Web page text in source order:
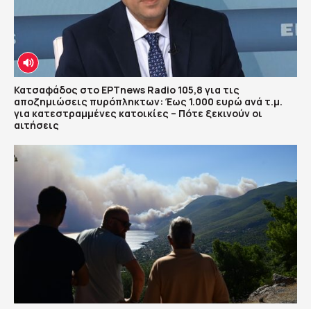
Κατσαφάδος στο ΕΡΤnews Radio 105,8 για τις
αποζημιώσεις πυρόπληκτων: Έως 1.000 ευρώ ανά τ.μ.
για κατεστραμμένες κατοικίες – Πότε ξεκινούν οι
αιτήσεις